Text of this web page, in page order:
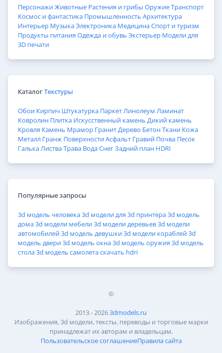
ПерсонажиЖивотные Растения и грибы ОружиеТранспорт
Космос и фантастика Промышленность Архитектура
Интерьер МузыкаЭлектроника МедицинаСпорт и туризм
Продукты питания Одежда и обувь Экстерьер Модели для
3D печати
КаталогТекстуры
Обои Кирпич Штукатурка ПаркетЛинолеум Ламинат
Ковролин Плитка Искусственный камень Дикий камень
Кровля Камень Мрамор ГранитДерево БетонТкани Кожа
Металл Гранж ПоверхностиАсфальт Гравий Почва Песок
ГалькаЛистваТрава ВодаСнегЗадний план HDRI
Популярные запросы
3d модель человека3d модели для 3d принтера3d модель
дома3d модели мебели3d модели деревьев3d модели
автомобилей3d модель девушки3d модели кораблей3d
модель двери3d модель окна3d модель оружия 3d модель
стола3d модель самолетаскачать hdri
©
2013 - 20263dmodels.ru
Изображения, 3d модели, тексты, переводы и торговые марки
принадлежат их авторам и владельцам.
Пользовательское соглашениеПравила сайта